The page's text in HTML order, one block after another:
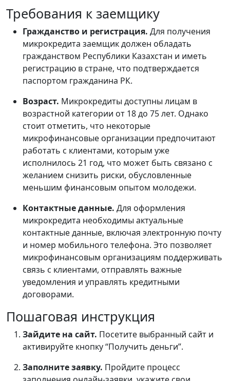
Требования к заемщику
Гражданство и регистрация. Для получения
микрокредита заемщик должен обладать
гражданством Республики Казахстан и иметь
регистрацию в стране, что подтверждается
паспортом гражданина РК.
Возраст. Микрокредиты доступны лицам в
возрастной категории от 18 до 75 лет. Однако
стоит отметить, что некоторые
микрофинансовые организации предпочитают
работать с клиентами, которым уже
исполнилось 21 год, что может быть связано с
желанием снизить риски, обусловленные
меньшим финансовым опытом молодежи.
Контактные данные. Для оформления
микрокредита необходимы актуальные
контактные данные, включая электронную почту
и номер мобильного телефона. Это позволяет
микрофинансовым организациям поддерживать
связь с клиентами, отправлять важные
уведомления и управлять кредитными
договорами.
Пошаговая инструкция
Зайдите на сайт. Посетите выбранный сайт и
активируйте кнопку “Получить деньги”.
Заполните заявку. Пройдите процесс